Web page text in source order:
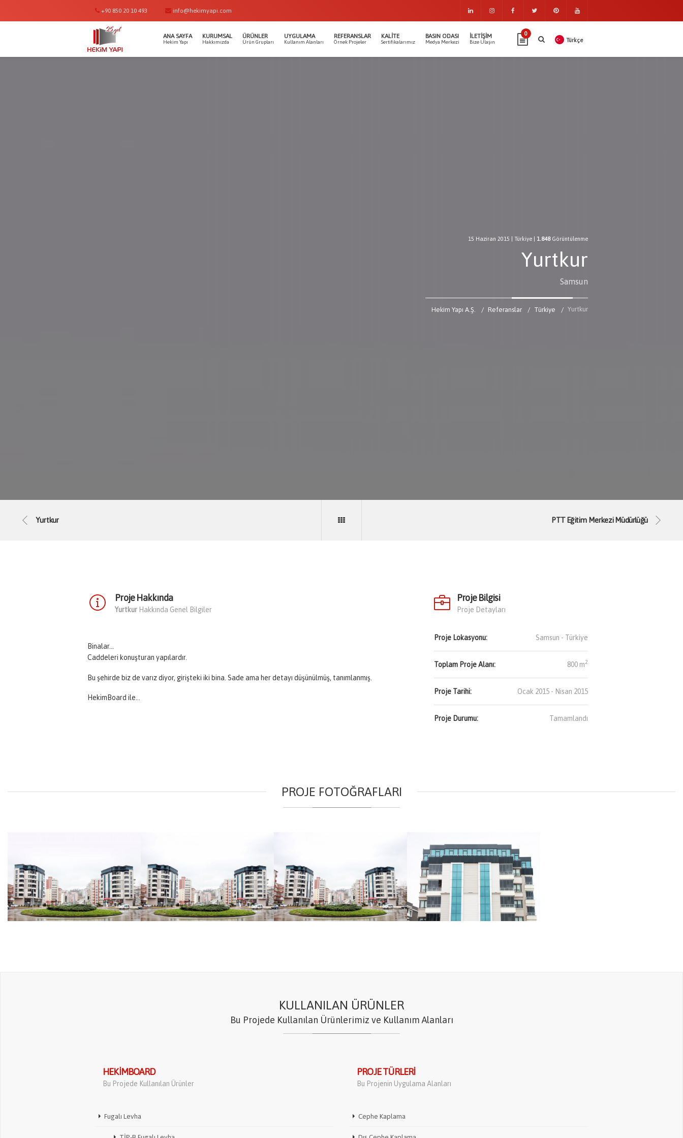
+90 850 20 10 493 info@hekimyapi.com
0
Türkçe
ANA SAYFA
Hekim Yapı
KURUMSAL
Hakkımızda
ÜRÜNLER
Ürün Grupları
UYGULAMA
Kullanım Alanları
REFERANSLAR
Örnek Projeler
KALITE
Sertifikalarımız
BASIN ODASI
Medya Merkezi
İLETIŞIM
Bize Ulaşın
15 Haziran 2015 Türkiye 1.848Görüntülenme
Yurtkur
Samsun
Hekim Yapı A.Ş. Referanslar Türkiye Yurtkur
Yurtkur PTT Eğitim Merkezi Müdürlüğü
Proje Hakkında
Yurtkur Hakkında Genel Bilgiler
Binalar…
Caddeleri konuşturan yapılardır.
Bu şehirde biz de varız diyor, girişteki iki bina. Sade ama her detayı düşünülmüş, tanımlanmış.
HekimBoard ile…
Proje Bilgisi
Proje Detayları
Proje Lokasyonu: Samsun - Türkiye
Toplam Proje Alanı: 800 m2
Proje Tarihi: Ocak 2015 - Nisan 2015
Proje Durumu: Tamamlandı
PROJE FOTOĞRAFLARI
KULLANILAN ÜRÜNLER
Bu Projede Kullanılan Ürünlerimiz ve Kullanım Alanları
HEKIMBOARD
Bu Projede Kullanılan Ürünler
Fugalı Levha
PROJE TÜRLERI
Bu Projenin Uygulama Alanları
Cephe Kaplama